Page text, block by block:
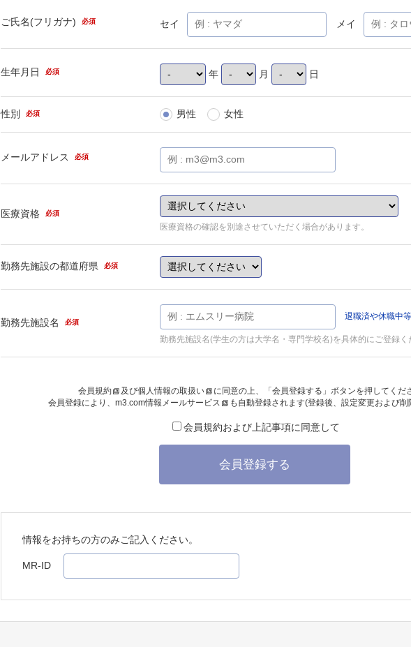
ご氏名(フリガナ) 必須 セイ メイ
生年月日 必須 年 月 日
性別 必須 男性 女性
メールアドレス 必須
医療資格 必須
医療資格の確認を別途させていただく場合があります。
勤務先施設の都道府県 必須
勤務先施設名 必須
退職済や休職中
勤務先施設名(学生の方は大学名・専門学校名)を具体的にご登録く
会員規約 及び個人情報の取扱い
に同意の上、「会員登録する」ボタンを押してくだ
会員登録により、 m3.com情報メールサービス も自動登録されます(登録後、設定変更および
会員規約および上記事項に同意して
会員登録する
情報をお持ちの方のみご記入ください。
MR-ID